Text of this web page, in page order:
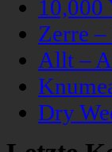
10,000
Zerre
Allt –
Dry